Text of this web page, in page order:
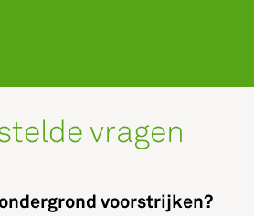
vragen
voorstrijken?